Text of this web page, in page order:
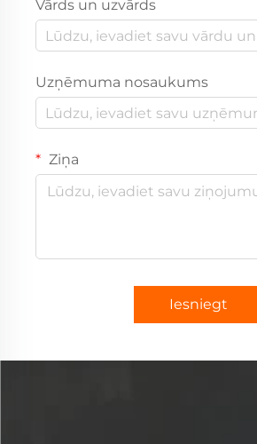
Vārds un uzvārds
Uzņēmuma nosaukums
Ziņa
Iesniegt